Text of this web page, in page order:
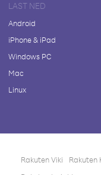
LAST NED
Android
iPhone & iPad
Windows PC
Mac
Linux
Rakuten Viki Rakuten